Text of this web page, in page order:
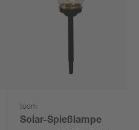
toom
Solar-Spießlampe